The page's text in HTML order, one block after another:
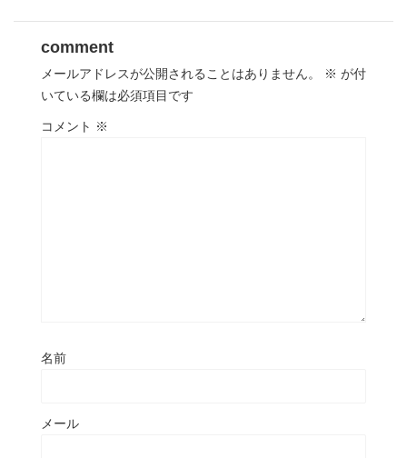
comment
メールアドレスが公開されることはありません。 ※ が付
いている欄は必須項目です
コメント ※
名前
メール